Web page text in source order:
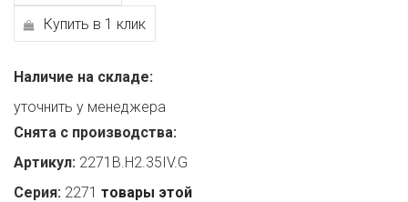
Купить в 1 клик
Наличие на складе:
уточнить у менеджера
Снята с производства:
Артикул: 2271B.H2.35IV.G
Серия: 2271 товары этой